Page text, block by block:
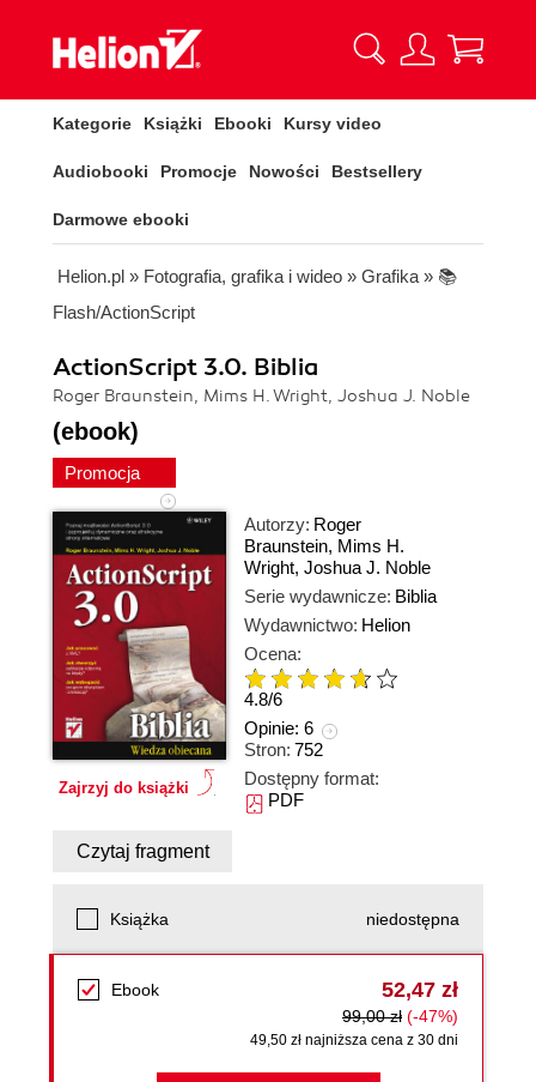
Kategorie Książki Ebooki Kursy video
Audiobooki Promocje Nowości Bestsellery
Darmowe ebooki
Helion.pl » Fotografia, grafika i wideo » Grafika » 📚
Flash/ActionScript
ActionScript 3.0. Biblia
Roger Braunstein, Mims H. Wright, Joshua J. Noble
(ebook)
Promocja
Zajrzyj do książki
Autorzy: Roger
Braunstein, Mims H.
Wright, Joshua J. Noble
Serie wydawnicze: Biblia
Wydawnictwo: Helion
Ocena:
4.8/6
Opinie: 6
Stron: 752
Dostępny format:
PDF
Czytaj fragment
Książka niedostępna
Ebook 52,47 zł
99,00 zł (-47%)
49,50 zł najniższa cena z 30 dni